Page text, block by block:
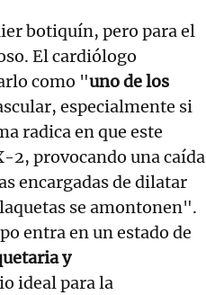
botiquín, pero para el
El cardiólogo
como "uno de los
especialmente si
radica en que este
2, provocando una caída
encargadas de dilatar
se amontonen".
entra en un estado de
y
ideal para la